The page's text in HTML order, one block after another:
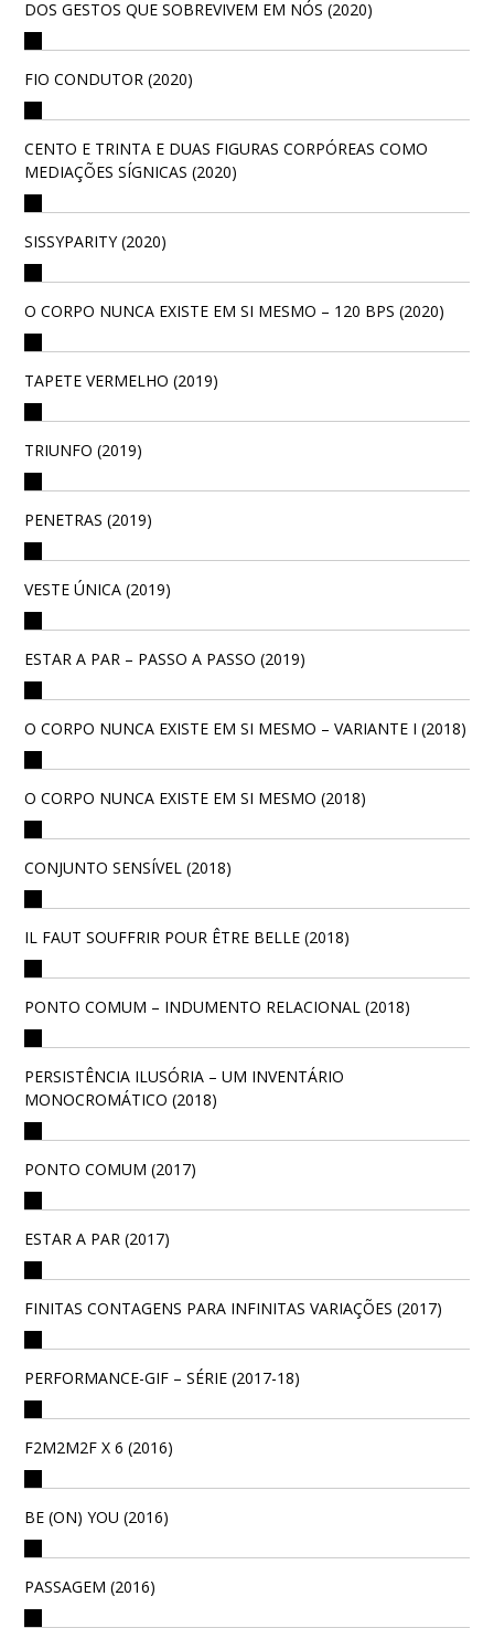
DOS GESTOS QUE SOBREVIVEM EM NÓS (2020)
FIO CONDUTOR (2020)
CENTO E TRINTA E DUAS FIGURAS CORPÓREAS COMO
MEDIAÇÕES SÍGNICAS (2020)
SISSYPARITY (2020)
O CORPO NUNCA EXISTE EM SI MESMO – 120 BPS (2020)
TAPETE VERMELHO (2019)
TRIUNFO (2019)
PENETRAS (2019)
VESTE ÚNICA (2019)
ESTAR A PAR – PASSO A PASSO (2019)
O CORPO NUNCA EXISTE EM SI MESMO – VARIANTE I (2018)
O CORPO NUNCA EXISTE EM SI MESMO (2018)
CONJUNTO SENSÍVEL (2018)
IL FAUT SOUFFRIR POUR ÊTRE BELLE (2018)
PONTO COMUM – INDUMENTO RELACIONAL (2018)
PERSISTÊNCIA ILUSÓRIA – UM INVENTÁRIO
MONOCROMÁTICO (2018)
PONTO COMUM (2017)
ESTAR A PAR (2017)
FINITAS CONTAGENS PARA INFINITAS VARIAÇÕES (2017)
PERFORMANCE-GIF – SÉRIE (2017-18)
F2M2M2F X 6 (2016)
BE (ON) YOU (2016)
PASSAGEM (2016)